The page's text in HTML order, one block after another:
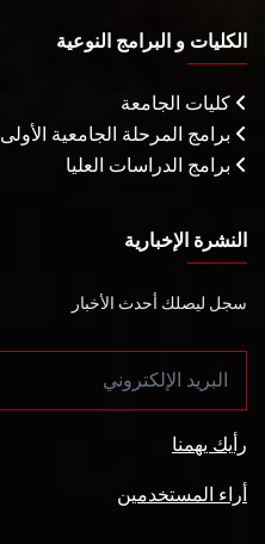
الكليات و البرامج النوعية
كليات الجامعة
برامج المرحلة الجامعية الأولى
برامج الدراسات العليا
النشرة الإخبارية
سجل ليصلك أحدث الأخبار
رأيك يهمنا
أراء المستخدمين